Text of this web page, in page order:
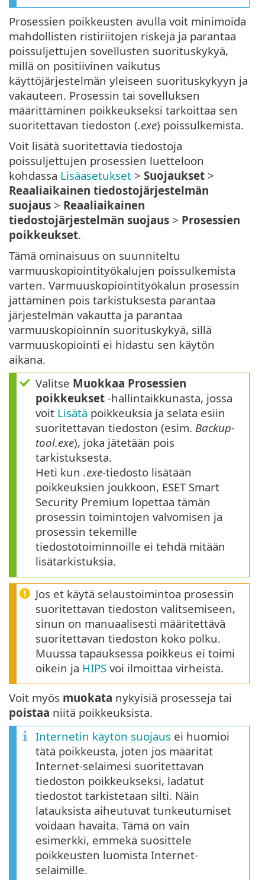
Prosessien poikkeusten avulla voit minimoida
mahdollisten ristiriitojen riskejä ja parantaa
poissuljettujen sovellusten suorituskykyä,
millä on positiivinen vaikutus
käyttöjärjestelmän yleiseen suorituskykyyn ja
vakauteen. Prosessin tai sovelluksen
määrittäminen poikkeukseksi tarkoittaa sen
suoritettavan tiedoston (.exe) poissulkemista.
Voit lisätä suoritettavia tiedostoja
poissuljettujen prosessien luetteloon
kohdassa Lisäasetukset > Suojaukset >
Reaaliaikainen tiedostojärjestelmän
suojaus > Reaaliaikainen
tiedostojärjestelmän suojaus > Prosessien
poikkeukset.
Tämä ominaisuus on suunniteltu
varmuuskopiointityökalujen poissulkemista
varten. Varmuuskopiointityökalun prosessin
jättäminen pois tarkistuksesta parantaa
järjestelmän vakautta ja parantaa
varmuuskopioinnin suorituskykyä, sillä
varmuuskopiointi ei hidastu sen käytön
aikana.
Valitse Muokkaa Prosessien
poikkeukset -hallintaikkunasta, jossa
voit Lisätä poikkeuksia ja selata esiin
suoritettavan tiedoston (esim. Backup-
tool.exe), joka jätetään pois
tarkistuksesta.
Heti kun .exe-tiedosto lisätään
poikkeuksien joukkoon, ESET Smart
Security Premium lopettaa tämän
prosessin toimintojen valvomisen ja
prosessin tekemille
tiedostotoiminnoille ei tehdä mitään
lisätarkistuksia.
Jos et käytä selaustoimintoa prosessin
suoritettavan tiedoston valitsemiseen,
sinun on manuaalisesti määritettävä
suoritettavan tiedoston koko polku.
Muussa tapauksessa poikkeus ei toimi
oikein ja HIPS voi ilmoittaa virheistä.
Voit myös muokata nykyisiä prosesseja tai
poistaa niitä poikkeuksista.
Internetin käytön suojaus ei huomioi
tätä poikkeusta, joten jos määrität
Internet-selaimesi suoritettavan
tiedoston poikkeukseksi, ladatut
tiedostot tarkistetaan silti. Näin
latauksista aiheutuvat tunkeutumiset
voidaan havaita. Tämä on vain
esimerkki, emmekä suosittele
poikkeusten luomista Internet-
selaimille.